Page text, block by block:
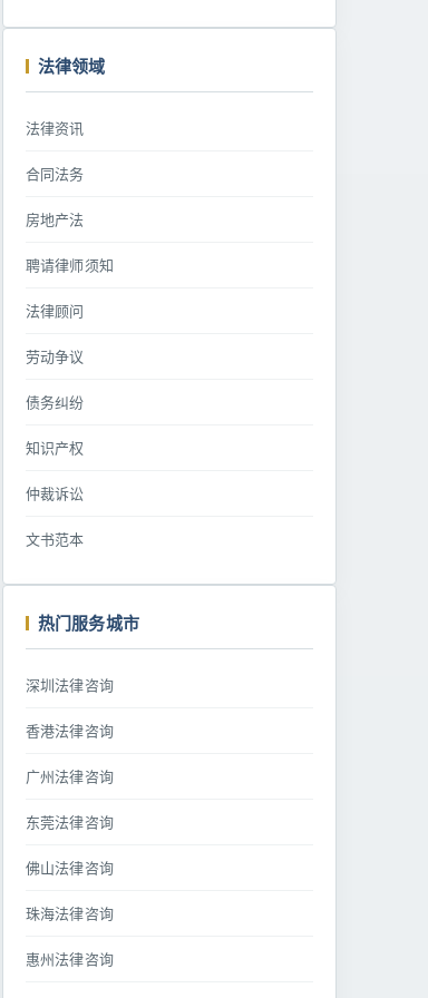
法律领域
法律资讯
合同法务
房地产法
聘请律师须知
法律顾问
劳动争议
债务纠纷
知识产权
仲裁诉讼
文书范本
热门服务城市
深圳法律咨询
香港法律咨询
广州法律咨询
东莞法律咨询
佛山法律咨询
珠海法律咨询
惠州法律咨询